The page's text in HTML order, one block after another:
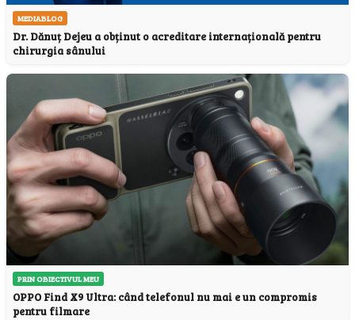
MEDIABLOG
Dr. Dănuț Dejeu a obținut o acreditare internațională pentru
chirurgia sânului
PRIN OBIECTIVUL MEU
OPPO Find X9 Ultra: când telefonul nu mai e un compromis
pentru filmare